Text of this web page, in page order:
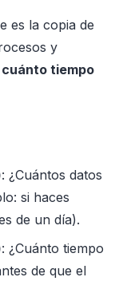
es la copia de
y
tiempo
: ¿Cuántos datos
si haces
de un día).
: ¿Cuánto tiempo
de que el